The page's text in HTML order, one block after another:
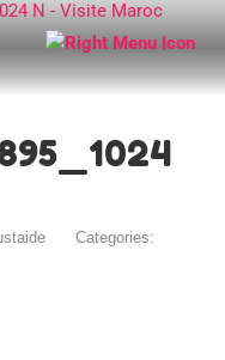
Categories: